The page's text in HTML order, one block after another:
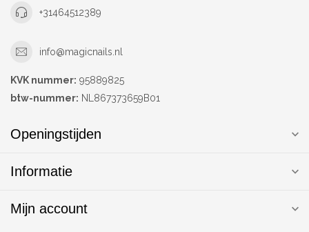
+31464512389
info@magicnails.nl
KVK nummer: 95889825
btw-nummer: NL867373659B01
Openingstijden
Informatie
Mijn account